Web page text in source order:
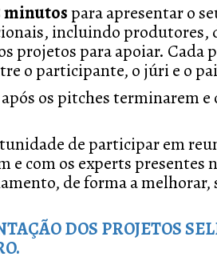
minutospara apresentar o
incluindo produtores,
projetos para apoiar. Cada
o participante, o júri e o
os pitches terminarem e
de participar em
com os experts presentes
de forma a
DOS PROJETOS